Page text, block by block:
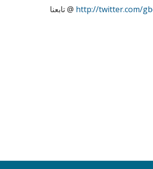
تابعنا @ http://twitter.com/